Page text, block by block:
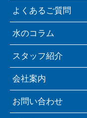
よくあるご質問
水のコラム
スタッフ紹介
会社案内
お問い合わせ